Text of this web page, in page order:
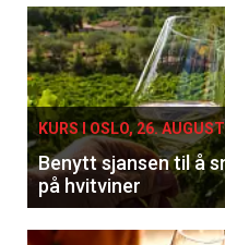
KURS I OSLO, 26. AUGUST
Benytt sjansen til å
på hvitviner